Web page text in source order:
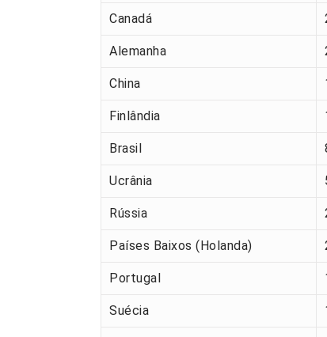
Canadá
Alemanha
China
Finlândia
Brasil
Ucrânia
Rússia
Países Baixos (Holanda)
Portugal
Suécia